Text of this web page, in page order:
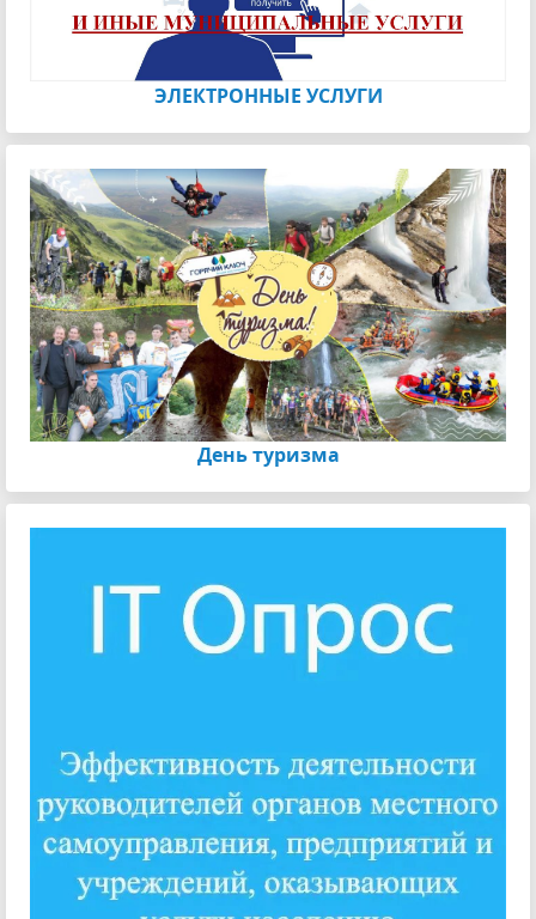
ЭЛЕКТРОННЫЕ УСЛУГИ
День туризма